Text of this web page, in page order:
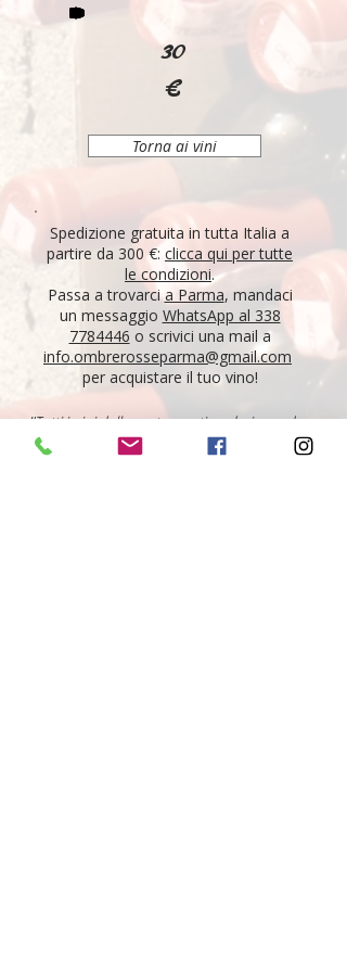
30
€
Torna ai vini
Spedizione gratuita in tutta Italia a
partire da 300 €: clicca qui per tutte
le condizioni.
Passa a trovarcia Parma, mandaci
un messaggio WhatsApp al 338
7784446 o scrivici una mail a
info.ombrerosseparma@gmail.com
per acquistare il tuo vino!
"Tutti i vini della nostra cantina derivano da un
lungo percorso di ricerca, iniziato nel 1995 con